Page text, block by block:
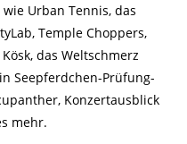
Urban Tennis, das
Temple Choppers,
das Weltschmerz
Seepferdchen-Prüfung-
Konzertausblick
mehr.